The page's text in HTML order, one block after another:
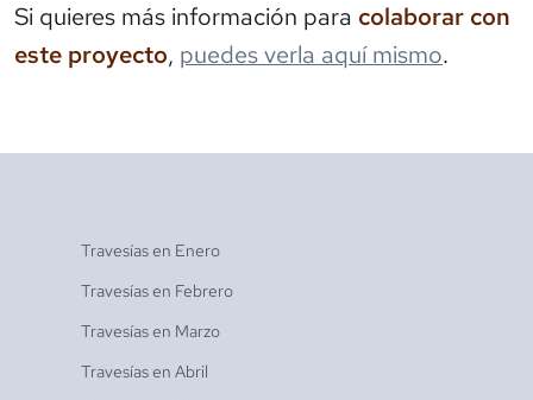
Si quieres más información para colaborar con
este proyecto, puedes verla aquí mismo.
Travesías en Enero
Travesías en Febrero
Travesías en Marzo
Travesías en Abril